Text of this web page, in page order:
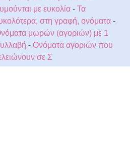
με ευκολία - Τα
στη γραφή, ονόματα -
μωρών (αγοριών) με 1
- Ονόματα αγοριών που
σε Σ